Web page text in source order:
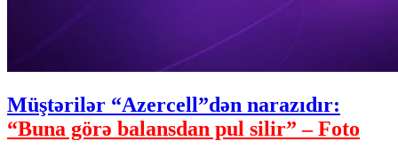
Müştərilər “Azercell”dən narazıdır:
“Buna görə balansdan pul silir” – Foto